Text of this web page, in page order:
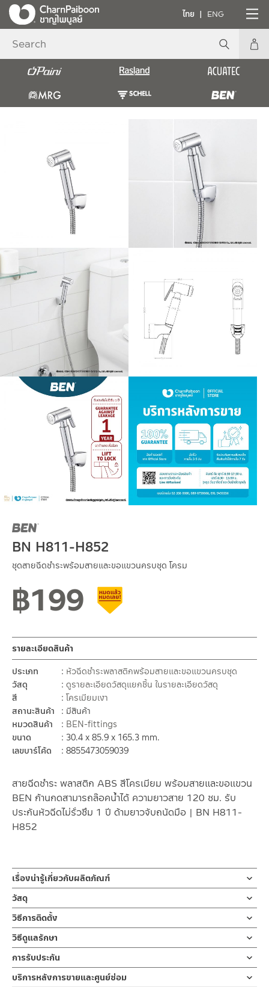
ไทย ENG
BN H811-H852
ชุดสายฉีดชำระพร้อมสายและขอแขวนครบชุด โครม
฿199
สายฉีดชำระ พลาสติก ABS สีโครเมียม พร้อมสายและขอแขวน
BEN ก้านกดสามารถล๊อคน้ำได้ ความยาวสาย 120 ซม. รับ
ประกันหัวฉีดไม่รั่วซึม 1 ปี ด้ามยาวจับถนัดมือ | BN H811-
H852
รายละเอียดสินค้า
ประเภท
หัวฉีดชำระพลาสติกพร้อมสายและขอแขวนครบชุด
วัสดุ
ดูรายละเอียดวัสดุแยกชิ้น ในรายละเอียดวัสดุ
สี
โครเมียมเงา
สถานะสินค้า
มีสินค้า
หมวดสินค้า
BEN-fittings
ขนาด
30.4 x 85.9 x 165.3 mm.
เลขบาร์โค้ด
8855473059039
เรื่องน่ารู้เกี่ยวกับผลิตภัณฑ์
ชุดสายฉีดชำระ สเปรย์ฉีดชำระ ผลิตจาก ABS ชุบโครเมียมเงา หัวส
เปรย์ออกแบบให้ก้านกดสามารถล๊อคน้ำได้ สายผลิตจากสแตนเลส
ความยาว 120 ซม. มาพร้อมขอแขวนกำแพงชุบโครเมียม
สายฉีดชำระ หรือ ฝักบัวชำระ ก้านกดออกแบบให้สามารถล๊อคน้ำได้ สา
มารถกดล๊อคน้ำเพื่อล้างชำระพื้นหรือสิ่งอื่นๆ ที่สกปรกในห้องน้ำได้โดย
ไม่ต้องใช้มือกดแช่ ใช้งานสะดวกขึ้น ด้ามจับแบบยาวพิเศษจับถนัดมือ
ทำให้ไม่ต้องออกแรงมาก ทั้งชุดเป็นสี โครเมียมเงา สร้างความสวยงาม
วัสดุ
หัวฉีดชำระ
ผลิตจากพลาสติก ABS
สายฝักบัว
หุ้มด้วยสแตนเลส
วิธีการติดตั้ง
ข้อแนะนำในการติดตั้ง
ฝักบัว และ ชุดสายฉีดชำระ
สำหรับการติดตั้งใหม่ ให้ไล่ฝุ่น เศษทราย เศษท่อ ออกจากท่อน้ำก่อนติด
ตั้งสินค้า โดยปล่อยน้ำให้ไหลออกจากท่อนาน 1 นาที เพื่อให้แรงน้ำพัด
พาเศษละอองต่างๆ ออกจากท่อน้ำ มิเช่นนั้นสิ่งสกปรกจะเข้าไปภายใน
วิธีดูแลรักษา
คำแนะนำในการดูแลรักษาผลิตภัณฑ์
1. ไม่ทำสินค้าให้เกิดความเสียหายอื่น ๆ นอกจากการใช้งานปกติ เช่นไม่
ทำตก ไม่งัดหรือโยกสินค้าแรงๆ
การรับประกัน
รับประกันหัวฉีดชำระ ไม่รั่วซึม 1 ปี
บริการหลังการขายและศูนย์ซ่อม